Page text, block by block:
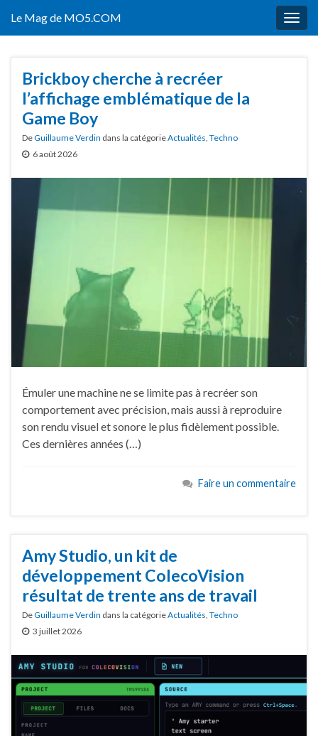
Le Mag de MO5.COM
Brickboy cherche à recréer
l’affichage emblématique de la
Game Boy
DeGuillaume Verdin dans la catégorieActualités, Techno
6 août 2026
Émuler une machine ne se limite pas à recréer son
comportement avec précision, mais aussi à reproduire
son rendu visuel et sonore le plus fidèlement possible.
Ces dernières années (…)
Faire un commentaire
Amy Studio, un kit de
développement ColecoVision
résultat de trente ans de travail
DeGuillaume Verdin dans la catégorieActualités Techno
3 juillet 2026